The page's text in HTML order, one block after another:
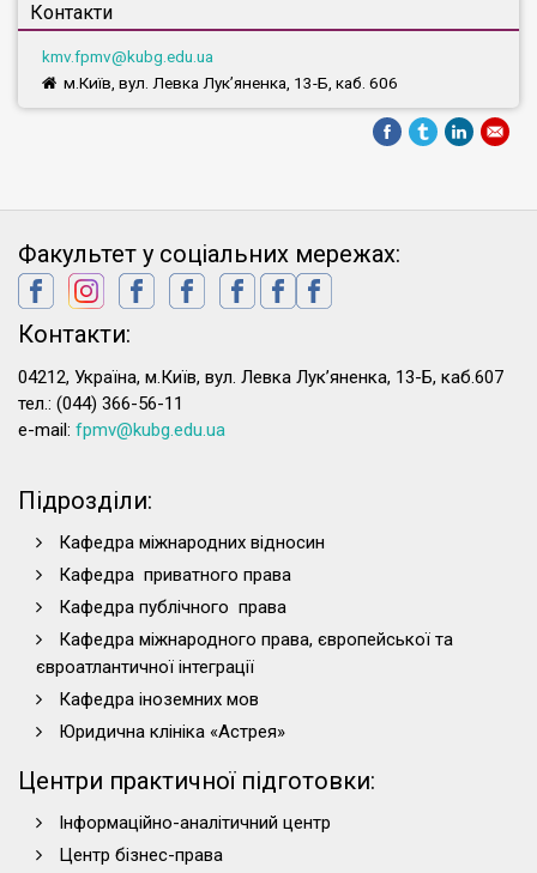
Контакти
kmv.fpmv@kubg.edu.ua
м.Київ, вул. Левка Лук’яненка, 13-Б, каб. 606
Факультет у соціальних мережах:
Контакти:
04212, Україна, м.Київ, вул. Левка Лук’яненка, 13-Б, каб.607
тел.: (044) 366-56-11
e-mail: fpmv@kubg.edu.ua
Підрозділи:
Кафедра міжнародних відносин
Кафедра приватного права
Кафедра публічного права
Кафедра міжнародного права, європейської та
євроатлантичної інтеграції
Кафедра іноземних мов
Юридична клініка «Астрея»
Центри практичної підготовки:
Інформаційно-аналітичний центр
Центр бізнес-права